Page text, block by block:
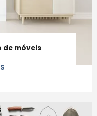
de móveis